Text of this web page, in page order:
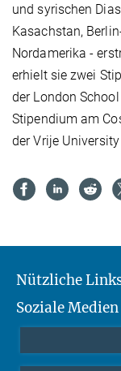
und syrischen
Kasachstan,
Nordamerika -
erhielt sie zwei
der London
Stipendium am
der Vrije
Nützliche
MMG Alumni
Soziale Medien
Bluesky